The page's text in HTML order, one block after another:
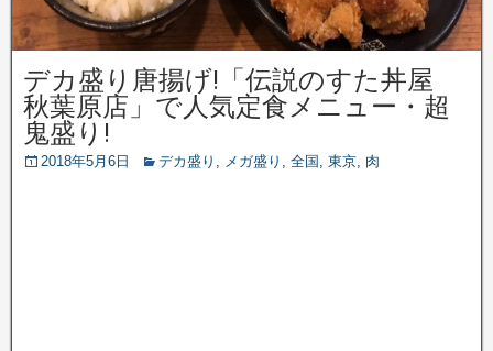
デカ盛り唐揚げ!「伝説のすた丼屋
秋葉原店」で人気定食メニュー・超
鬼盛り!
2018年5月6日 デカ盛り , メガ盛り , 全国 , 東京, 肉